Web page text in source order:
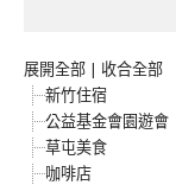
展開全部 | 收合全部
新竹住宿
公益基金會園遊會
草屯美食
咖啡店